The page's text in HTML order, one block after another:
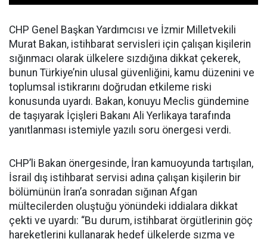
CHP Genel Başkan Yardımcısı ve İzmir Milletvekili
Murat Bakan, istihbarat servisleri için çalışan kişilerin
sığınmacı olarak ülkelere sızdığına dikkat çekerek,
bunun Türkiye’nin ulusal güvenliğini, kamu düzenini ve
toplumsal istikrarını doğrudan etkileme riski
konusunda uyardı. Bakan, konuyu Meclis gündemine
de taşıyarak İçişleri Bakanı Ali Yerlikaya tarafında
yanıtlanması istemiyle yazılı soru önergesi verdi.
CHP’li Bakan önergesinde, İran kamuoyunda tartışılan,
İsrail dış istihbarat servisi adına çalışan kişilerin bir
bölümünün İran’a sonradan sığınan Afgan
mültecilerden oluştuğu yönündeki iddialara dikkat
çekti ve uyardı: “Bu durum, istihbarat örgütlerinin göç
hareketlerini kullanarak hedef ülkelerde sızma ve